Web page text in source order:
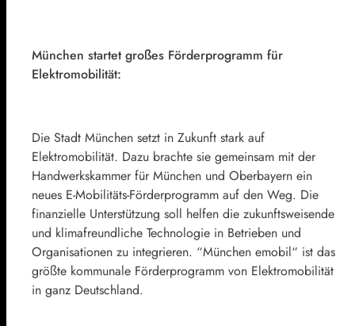
München startet großes Förderprogramm für
Elektromobilität:
Die Stadt München setzt in Zukunft stark auf
Elektromobilität. Dazu brachte sie gemeinsam mit der
Handwerkskammer für München und Oberbayern ein
neues E-Mobilitäts-Förderprogramm auf den Weg. Die
finanzielle Unterstützung soll helfen die zukunftsweisende
und klimafreundliche Technologie in Betrieben und
Organisationen zu integrieren. “München emobil“ ist das
größte kommunale Förderprogramm von Elektromobilität
in ganz Deutschland.